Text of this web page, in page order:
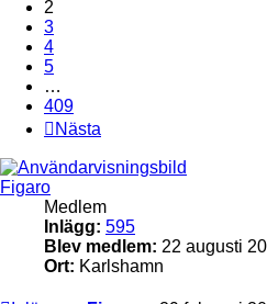
2
3
4
5
…
409
Nästa
Figaro
Medlem
Inlägg: 595
Blev medlem: 22 augusti
Ort: Karlshamn